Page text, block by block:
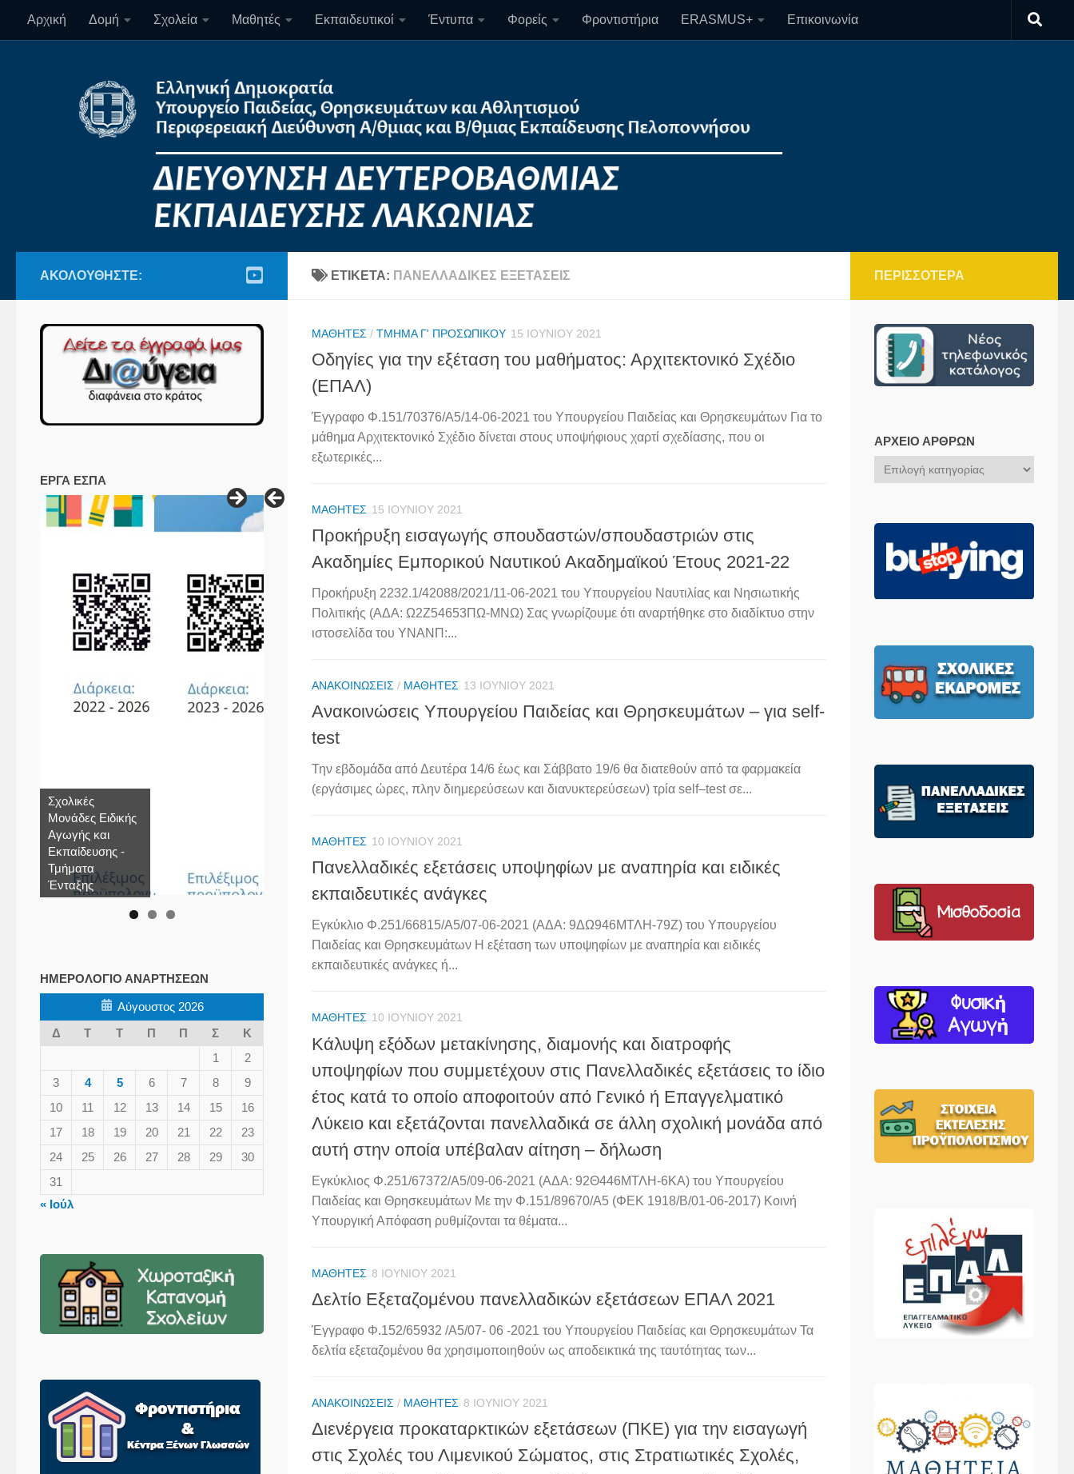
Skip to content
Αρχική Δομή Σχολεία Μαθητές Εκπαιδευτικοί Έντυπα Φορείς Φροντιστήρια ERASMUS+ Επικοινωνία
ΕΤΙΚΈΤΑ: ΠΑΝΕΛΛΑΔΙΚΈΣ ΕΞΕΤΆΣΕΙΣ
ΜΑΘΗΤΈΣ / ΤΜΉΜΑ Γ' ΠΡΟΣΩΠΙΚΟΎ 15 ΙΟΥΝΊΟΥ 2021
Οδηγίες για την εξέταση του μαθήματος: Αρχιτεκτονικό Σχέδιο
(ΕΠΑΛ)
Έγγραφο Φ.151/70376/Α5/14-06-2021 του Υπουργείου Παιδείας και Θρησκευμάτων Για το
μάθημα Αρχιτεκτονικό Σχέδιο δίνεται στους υποψήφιους χαρτί σχεδίασης, που οι
εξωτερικές...
ΜΑΘΗΤΈΣ 15 ΙΟΥΝΊΟΥ 2021
Προκήρυξη εισαγωγής σπουδαστών/σπουδαστριών στις
Ακαδημίες Εμπορικού Ναυτικού Ακαδημαϊκού Έτους 2021-22
Προκήρυξη 2232.1/42088/2021/11-06-2021 του Υπουργείου Ναυτιλίας και Νησιωτικής
Πολιτικής (ΑΔΑ: Ω2Ζ54653ΠΩ-ΜΝΩ) Σας γνωρίζουμε ότι αναρτήθηκε στο διαδίκτυο στην
ιστοσελίδα του ΥΝΑΝΠ:...
ΑΝΑΚΟΙΝΏΣΕΙΣ / ΜΑΘΗΤΈΣ 13 ΙΟΥΝΊΟΥ 2021
Ανακοινώσεις Υπουργείου Παιδείας και Θρησκευμάτων – για self-
test
Την εβδομάδα από Δευτέρα 14/6 έως και Σάββατο 19/6 θα διατεθούν από τα φαρμακεία
(εργάσιμες ώρες, πλην διημερεύσεων και διανυκτερεύσεων) τρία self–test σε...
ΜΑΘΗΤΈΣ 10 ΙΟΥΝΊΟΥ 2021
Πανελλαδικές εξετάσεις υποψηφίων με αναπηρία και ειδικές
εκπαιδευτικές ανάγκες
Εγκύκλιο Φ.251/66815/Α5/07-06-2021 (ΑΔΑ: 9ΔΩ946ΜΤΛΗ-79Ζ) του Υπουργείου
Παιδείας και Θρησκευμάτων Η εξέταση των υποψηφίων με αναπηρία και ειδικές
εκπαιδευτικές ανάγκες ή...
ΜΑΘΗΤΈΣ 10 ΙΟΥΝΊΟΥ 2021
Κάλυψη εξόδων μετακίνησης, διαμονής και διατροφής
υποψηφίων που συμμετέχουν στις Πανελλαδικές εξετάσεις το ίδιο
έτος κατά το οποίο αποφοιτούν από Γενικό ή Επαγγελματικό
Λύκειο και εξετάζονται πανελλαδικά σε άλλη σχολική μονάδα από
αυτή στην οποία υπέβαλαν αίτηση – δήλωση
Εγκύκλιος Φ.251/67372/A5/09-06-2021 (ΑΔΑ: 92Θ446ΜΤΛΗ-6ΚΑ) του Υπουργείου
Παιδείας και Θρησκευμάτων Με την Φ.151/89670/A5 (ΦΕΚ 1918/Β/01-06-2017) Κοινή
Υπουργική Απόφαση ρυθμίζονται τα θέματα...
ΜΑΘΗΤΈΣ 8 ΙΟΥΝΊΟΥ 2021
Δελτίο Εξεταζομένου πανελλαδικών εξετάσεων ΕΠΑΛ 2021
Έγγραφο Φ.152/65932 /Α5/07- 06 -2021 του Υπουργείου Παιδείας και Θρησκευμάτων Τα
δελτία εξεταζομένου θα χρησιμοποιηθούν ως αποδεικτικά της ταυτότητας των...
ΑΝΑΚΟΙΝΏΣΕΙΣ / ΜΑΘΗΤΈΣ 8 ΙΟΥΝΊΟΥ 2021
Διενέργεια προκαταρκτικών εξετάσεων (ΠΚΕ) για την εισαγωγή
στις Σχολές του Λιμενικού Σώματος, στις Στρατιωτικές Σχολές,
ΑΚΟΛΟΥΘΉΣΤΕ:
ΕΡΓΑ ΕΣΠΑ
Σχολικές
Μονάδες Ειδικής
Αγωγής και
Εκπαίδευσης -
Τμήματα
Ένταξης
ΗΜΕΡΟΛΌΓΙΟ ΑΝΑΡΤΉΣΕΩΝ
Αύγουστος 2026
Δ
Τ Τ Π Π Σ
Κ
1
2
3
4 5 6 7 8
9
10
11 12 13 14 15
16
17
18 19 20 21 22
23
24
25 26 27 28 29
30
31
« Ιούλ
ΠΕΡΙΣΣΌΤΕΡΑ
ΑΡΧΕΊΟ ΆΡΘΡΩΝ
Αρχείο
Άρθρων